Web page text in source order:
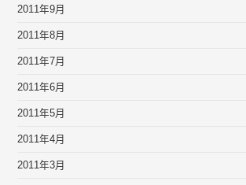
2011年9月
2011年8月
2011年7月
2011年6月
2011年5月
2011年4月
2011年3月